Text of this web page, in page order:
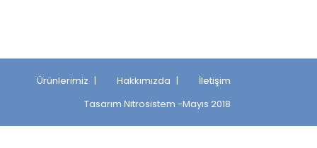
Ürünlerimiz Hakkımızda
İletişim
Tasarım Nitrosistem -Mayıs 2018